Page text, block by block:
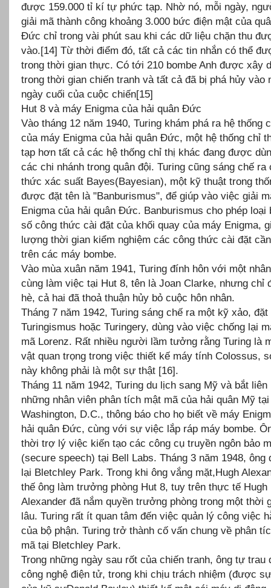
được 159.000 tỉ kí tự phức tạp. Nhờ nó, mỗi ngày,
giải mã thành công khoảng 3.000 bức điện mật của
Đức chỉ trong vài phút sau khi các dữ liệu chặn thu
vào.[14] Từ thời điểm đó, tất cả các tin nhắn có thể
trong thời gian thực. Có tới 210 bombe Anh được xây
trong thời gian chiến tranh và tất cả đã bị phá hủy vào
ngày cuối của cuộc chiến[15]
Hut 8 và máy Enigma của hải quân Đức
Vào tháng 12 năm 1940, Turing khám phá ra hệ thống
của máy Enigma của hải quân Đức, một hệ thống chỉ
tạp hơn tất cả các hệ thống chỉ thị khác đang được
các chi nhánh trong quân đội. Turing cũng sáng chế ra
thức xác suất Bayes(Bayesian), một kỹ thuật trong
được đặt tên là "Banburismus", để giúp vào việc giải
Enigma của hải quân Đức. Banburismus cho phép loại
số công thức cài đặt của khối quay của máy Enigma,
lượng thời gian kiểm nghiệm các công thức cài đặt
trên các máy bombe.
Vào mùa xuân năm 1941, Turing đính hôn với một
cùng làm việc tại Hut 8, tên là Joan Clarke, nhưng chỉ
hè, cả hai đã thoả thuận hủy bỏ cuộc hôn nhân.
Tháng 7 năm 1942, Turing sáng chế ra một kỹ xảo, đặt
Turingismus hoặc Turingery, dùng vào việc chống lại
mã Lorenz. Rất nhiều người lầm tưởng rằng Turing là
vật quan trọng trong việc thiết kế máy tính Colossus,
này không phải là một sự thật [16].
Tháng 11 năm 1942, Turing du lịch sang Mỹ và bắt
những nhân viên phân tích mật mã của hải quân Mỹ tại
Washington, D.C., thông báo cho họ biết về máy
hải quân Đức, cùng với sự việc lắp ráp máy bombe.
thời trợ lý việc kiến tạo các công cụ truyền ngôn bảo
(secure speech) tại Bell Labs. Tháng 3 năm 1948, ông
lại Bletchley Park. Trong khi ông vắng mặt,Hugh
thế ông làm trưởng phòng Hut 8, tuy trên thực tế Hugh
Alexander đã nắm quyền trưởng phòng trong một thời
lâu. Turing rất ít quan tâm đến việc quản lý công việc
của bộ phận. Turing trở thành cố vấn chung về phân
mã tại Bletchley Park.
Trong những ngày sau rốt của chiến tranh, ông tự trau
công nghệ điện tử, trong khi chịu trách nhiệm (được